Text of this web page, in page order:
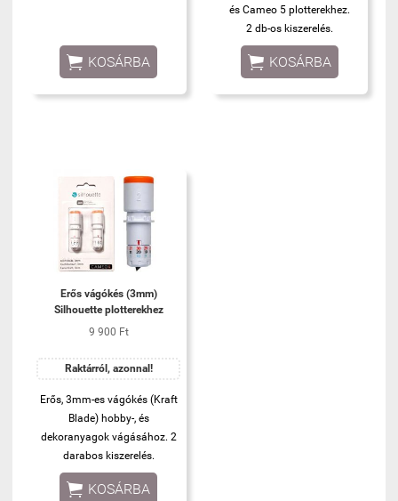
 KOSÁRBA
és Cameo 5 plotterekhez.
2 db-os kiszerelés.
 KOSÁRBA
Erős vágókés (3mm)
Silhouette plotterekhez
9 900 Ft
Raktárról, azonnal!
Erős, 3mm-es vágókés (Kraft
Blade) hobby-, és
dekoranyagok vágásához. 2
darabos kiszerelés.
 KOSÁRBA